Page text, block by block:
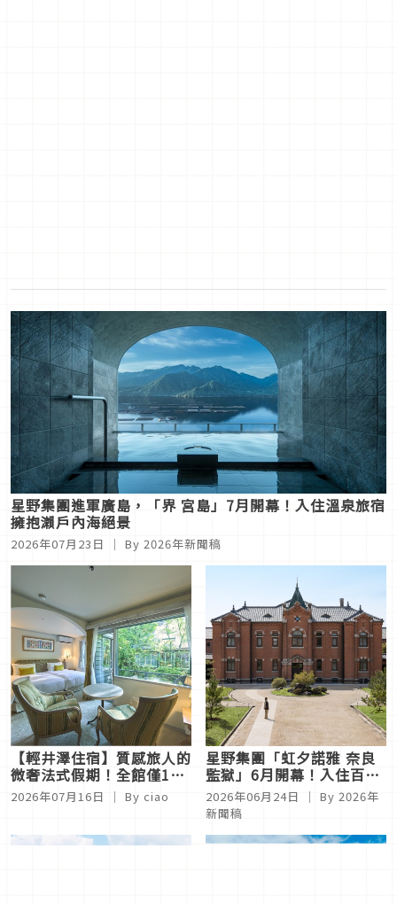
星野集團進軍廣島，「界 宮島」7月開幕！入住溫泉旅宿
擁抱瀨戶內海絕景
2026年07月23日 ｜ By 2026年新聞稿
【輕井澤住宿】質感旅人的
微奢法式假期！全館僅11
間經典套房，結合藝術與美
食的「Auberge de
2026年07月16日 ｜ By ciao
星野集團「虹夕諾雅 奈良
監獄」6月開幕！入住百年
古蹟品味時代演進風華
2026年06月24日 ｜ By 2026年
新聞稿